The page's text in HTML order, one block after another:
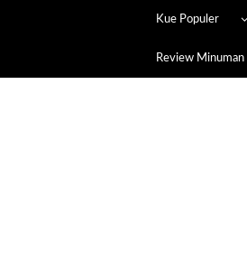
Kue Populer
Review Minuman